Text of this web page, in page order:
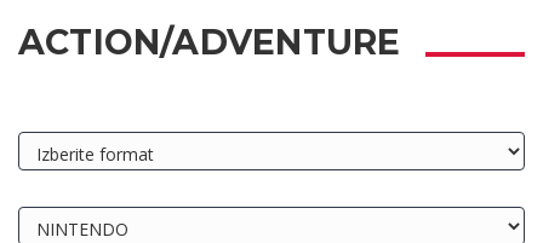
ACTION/ADVENTURE